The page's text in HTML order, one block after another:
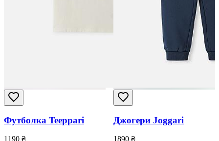
Футболка Teeppari
1190 ₴
Джогери Joggari
1890 ₴